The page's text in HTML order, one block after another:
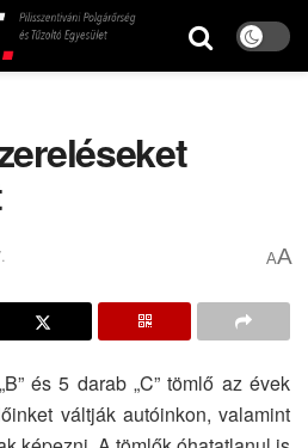
AA
és 5 darab „C” tömlő az évek
váltják autóinkon, valamint